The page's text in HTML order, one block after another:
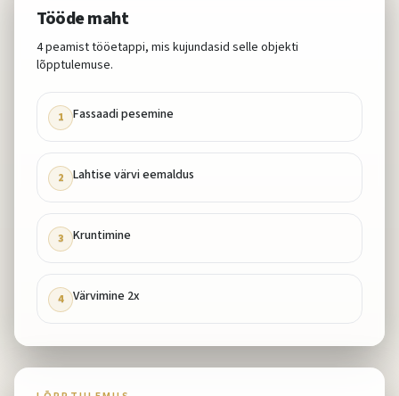
Tööde maht
4peamist tööetappi, mis kujundasid selle objekti
lõpptulemuse.
1 Fassaadi pesemine
2 Lahtise värvi eemaldus
3 Kruntimine
4 Värvimine 2x